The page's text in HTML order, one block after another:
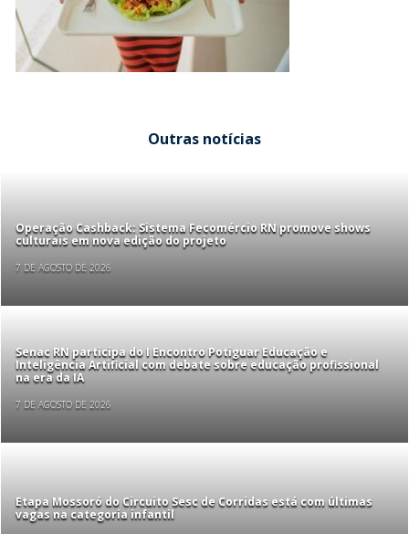
Outras notícias
Operação Cashback: Sistema Fecomércio RN promove shows
culturais em nova edição do projeto
7 DE AGOSTO DE 2026
Senac RN participa do I Encontro Potiguar Educação e
Inteligência Artificial com debate sobre educação profissional
na era da IA
7 DE AGOSTO DE 2026
Etapa Mossoró do Circuito Sesc de Corridas está com últimas
vagas na categoria infantil